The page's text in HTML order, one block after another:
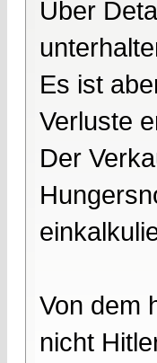
Über
Es ist
Verluste
Der
Von dem
nicht